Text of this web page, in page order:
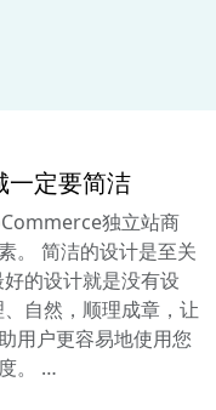
定要简洁
独立站商
。 简洁的设计是至关
的设计就是没有设
自然，顺理成章，让
用户更容易地使用您
。 …